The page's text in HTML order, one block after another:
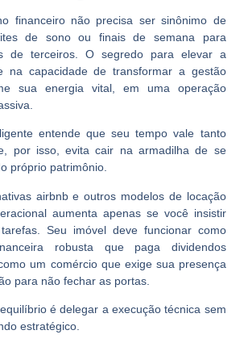
financeiro não precisa ser sinônimo de
de sono ou finais de semana para
de terceiros. O segredo para elevar a
na capacidade de transformar a gestão
sua energia vital, em uma operação
entende que seu tempo vale tanto
por isso, evita cair na armadilha de se
próprio patrimônio.
airbnb e outros modelos de locação
aumenta apenas se você insistir
Seu imóvel deve funcionar como
robusta que paga dividendos
um comércio que exige sua presença
para não fechar as portas.
é delegar a execução técnica sem
estratégico.